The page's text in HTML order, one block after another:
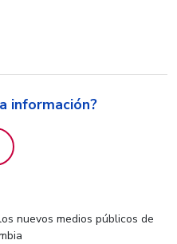
información?
nuevos medios públicos de